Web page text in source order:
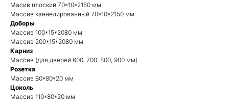
Масив плоский 70*10*2150 мм
Массив каннелированный 70*10*2150 мм
Доборы
Массив 100*15*2080 мм
Массив 200*15*2080 мм
Карниз
Массив (для дверей 600, 700, 800, 900 мм)
Розетка
Массив 80*80*20 мм
Цоколь
Массив 110*80*20 мм